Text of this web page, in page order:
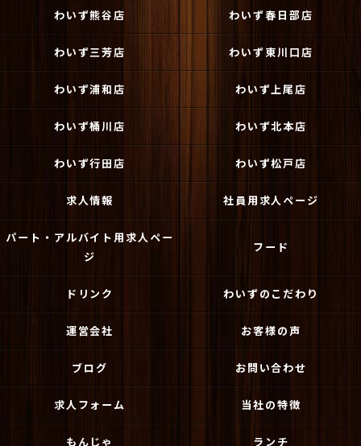
わいず熊谷店 わいず春日部店
わいず三芳店 わいず東川口店
わいず浦和店 わいず上尾店
わいず桶川店 わいず北本店
わいず行田店 わいず松戸店
求人情報 社員用求人ページ
パート・アルバイト用求人ペー
ジ
フード
ドリンク わいずのこだわり
運営会社 お客様の声
ブログ お問い合わせ
求人フォーム 当社の特徴
もんじゃ ランチ